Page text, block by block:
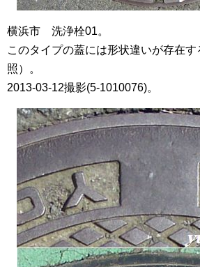
横浜市 洗浄栓01。
このタイプの蓋には形状違いが存在
照）。
2013-03-12撮影(5-1010076)。